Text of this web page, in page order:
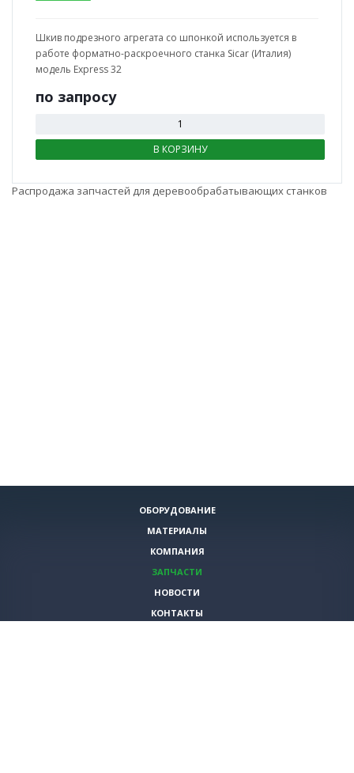
Шкив подрезного агрегата со шпонкой используется в
работе форматно-раскроечного станка Sicar (Италия)
модель Express 32
по запросу
В КОРЗИНУ
Распродажа запчастей для деревообрабатывающих станков
ОБОРУДОВАНИЕ
МАТЕРИАЛЫ
КОМПАНИЯ
ЗАПЧАСТИ
НОВОСТИ
КОНТАКТЫ